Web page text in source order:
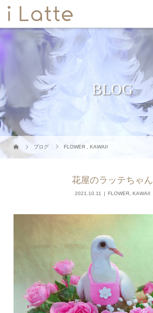
BLOG
ブログ FLOWER ,KAWAII
花屋のラッテちゃん
2021.10.11 FLOWER, KAWAII